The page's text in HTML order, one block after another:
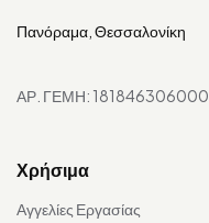
Πανόραμα, Θεσσαλονίκη
ΑΡ. ΓΕΜΗ: 181846306000
Χρήσιμα
Αγγελίες Εργασίας